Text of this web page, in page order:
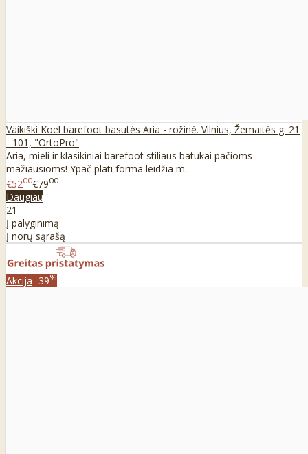
Vaikiški Koel barefoot basutės Aria - rožinė. Vilnius, Žemaitės g. 21
- 101, "OrtoPro"
Aria, mieli ir klasikiniai barefoot stiliaus batukai pačioms
mažiausioms! Ypač plati forma leidžia m..
€5200€7900
Daugiau
21
Į palyginimą
Į norų sąrašą
Akcija -39%